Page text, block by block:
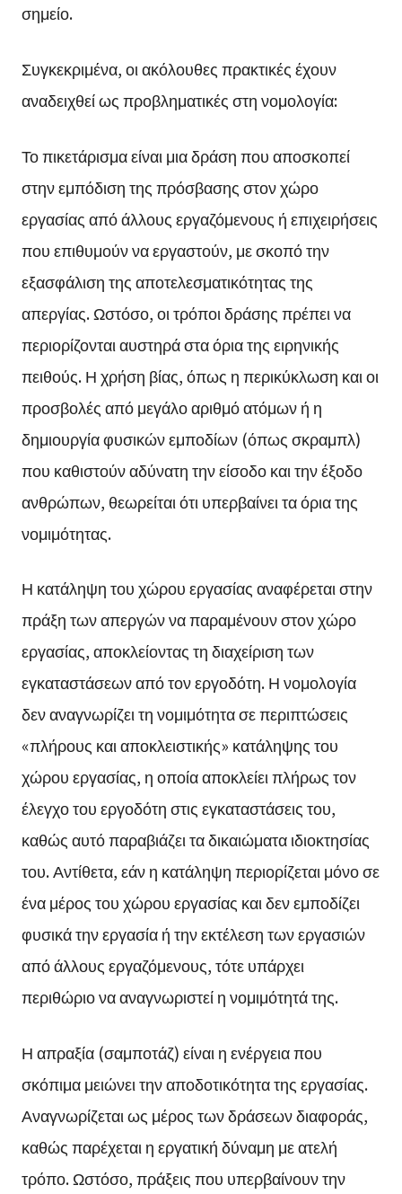
σημείο.
Συγκεκριμένα, οι ακόλουθες πρακτικές έχουν
αναδειχθεί ως προβληματικές στη νομολογία:
Το πικετάρισμα είναι μια δράση που αποσκοπεί
στην εμπόδιση της πρόσβασης στον χώρο
εργασίας από άλλους εργαζόμενους ή επιχειρήσεις
που επιθυμούν να εργαστούν, με σκοπό την
εξασφάλιση της αποτελεσματικότητας της
απεργίας. Ωστόσο, οι τρόποι δράσης πρέπει να
περιορίζονται αυστηρά στα όρια της ειρηνικής
πειθούς. Η χρήση βίας, όπως η περικύκλωση και οι
προσβολές από μεγάλο αριθμό ατόμων ή η
δημιουργία φυσικών εμποδίων (όπως σκραμπλ)
που καθιστούν αδύνατη την είσοδο και την έξοδο
ανθρώπων, θεωρείται ότι υπερβαίνει τα όρια της
νομιμότητας.
Η κατάληψη του χώρου εργασίας αναφέρεται στην
πράξη των απεργών να παραμένουν στον χώρο
εργασίας, αποκλείοντας τη διαχείριση των
εγκαταστάσεων από τον εργοδότη. Η νομολογία
δεν αναγνωρίζει τη νομιμότητα σε περιπτώσεις
«πλήρους και αποκλειστικής» κατάληψης του
χώρου εργασίας, η οποία αποκλείει πλήρως τον
έλεγχο του εργοδότη στις εγκαταστάσεις του,
καθώς αυτό παραβιάζει τα δικαιώματα ιδιοκτησίας
του. Αντίθετα, εάν η κατάληψη περιορίζεται μόνο σε
ένα μέρος του χώρου εργασίας και δεν εμποδίζει
φυσικά την εργασία ή την εκτέλεση των εργασιών
από άλλους εργαζόμενους, τότε υπάρχει
περιθώριο να αναγνωριστεί η νομιμότητά της.
Η απραξία (σαμποτάζ) είναι η ενέργεια που
σκόπιμα μειώνει την αποδοτικότητα της εργασίας.
Αναγνωρίζεται ως μέρος των δράσεων διαφοράς,
καθώς παρέχεται η εργατική δύναμη με ατελή
τρόπο. Ωστόσο, πράξεις που υπερβαίνουν την